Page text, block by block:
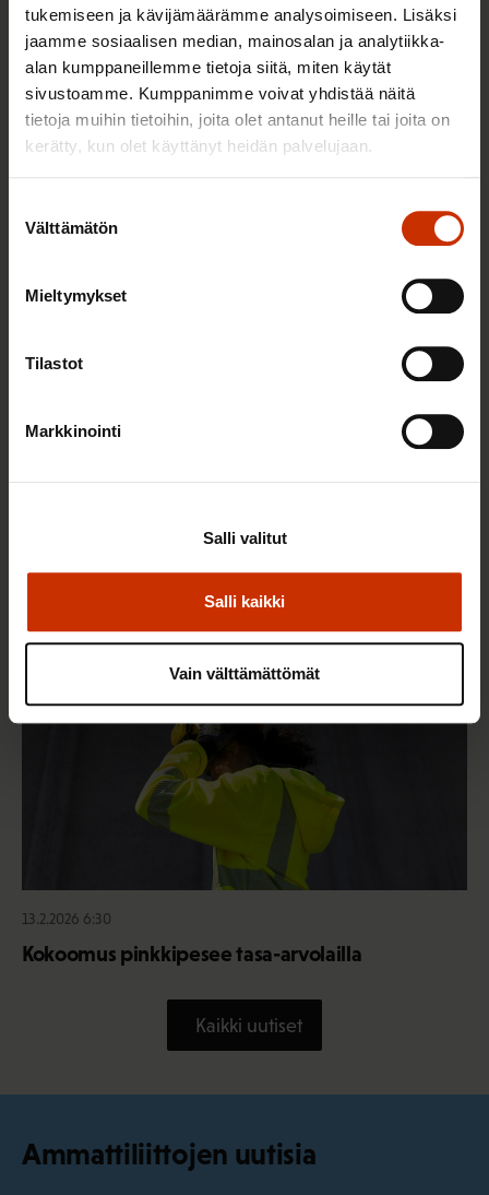
tukemiseen ja kävijämäärämme analysoimiseen. Lisäksi
jaamme sosiaalisen median, mainosalan ja analytiikka-
alan kumppaneillemme tietoja siitä, miten käytät
sivustoamme. Kumppanimme voivat yhdistää näitä
tietoja muihin tietoihin, joita olet antanut heille tai joita on
kerätty, kun olet käyttänyt heidän palvelujaan.
valinta
Välttämätön
Mieltymykset
Tilastot
Markkinointi
Salli kaikki
Salli valitut
Vain välttämättömät
Mikä muuttui määräaikaisissa työsuhteissa? Lue
juristin vastaukset!
työsuhdeturvaa ja työelämän tasa-arvoa
TASA-ARVO JA YHDENVERTAISUUS
13.2.2026 6:30
Kokoomus pinkkipesee tasa-arvolailla
Kaikki uutiset
Ammattiliittojen uutisia